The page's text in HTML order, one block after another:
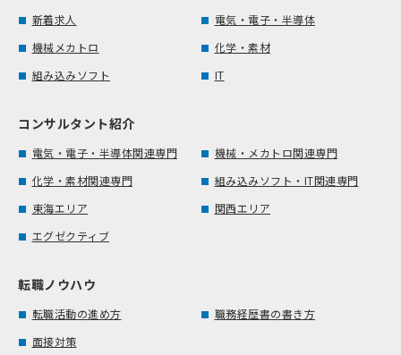
新着求人
電気・電子・半導体
機械メカトロ
化学・素材
組み込みソフト
IT
コンサルタント紹介
電気・電子・半導体関連専門
機械・メカトロ関連専門
化学・素材関連専門
組み込みソフト・IT関連専門
東海エリア
関西エリア
エグゼクティブ
転職ノウハウ
転職活動の進め方
職務経歴書の書き方
面接対策